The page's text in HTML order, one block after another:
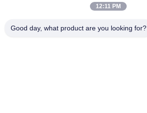
001-512-7443871
12:11 PM
Good day, what product are you looking for?